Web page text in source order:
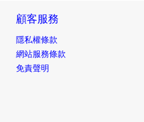
顧客服務
隱私權條款
網站服務條款
免責聲明